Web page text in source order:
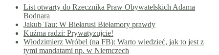
List otwarty do Rzecznika Praw Obywatelskich Adama
Bodnara
Jakub Tau: W Biełarusi Biełamory prawdy
Kuźma radzi: Prywatyzujcie!
Włodzimierz Wróbel (na FB): Warto wiedzieć, jak to jest z
tymi mandatami np. w Niemczech